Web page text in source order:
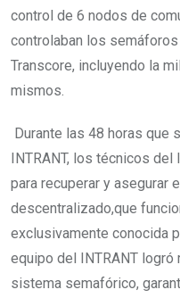
control de 6 nodos de
controlaban los
Transcore, incluyendo la
mismos.
Durante las 48 horas que
INTRANT, los técnicos del
para recuperar y asegurar
descentralizado,que
exclusivamente conocida
equipo del INTRANT logró
sistema semafórico,